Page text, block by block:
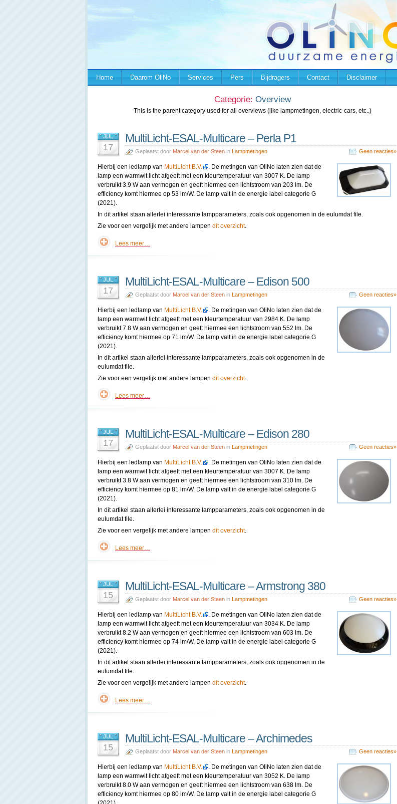
Home Daarom OliNo Services Pers Bijdragers Contact Disclaimer
Categorie: Overview
This is the parent category used for all overviews (like lampmetingen, electric-cars, etc..)
JUL
17
MultiLicht-ESAL-Multicare – Perla P1
Geplaatst door Marcel van der Steen in Lampmetingen Geen reacties»
Hierbij een ledlamp van MultiLicht B.V.
. De metingen van OliNo laten zien dat de
lamp een warmwit licht afgeeft met een kleurtemperatuur van 3007 K. De lamp
verbruikt 3.9 W aan vermogen en geeft hiermee een lichtstroom van 203 lm. De
efficiency komt hiermee op 53 lm/W. De lamp valt in de energie label categorie G
(2021).
In dit artikel staan allerlei interessante lampparameters, zoals ook opgenomen in de eulumdat file.
Zie voor een vergelijk met andere lampen dit overzicht.
Lees meer…
JUL
17
MultiLicht-ESAL-Multicare – Edison 500
Geplaatst door Marcel van der Steen in Lampmetingen Geen reacties»
Hierbij een ledlamp van MultiLicht B.V.
. De metingen van OliNo laten zien dat de
lamp een warmwit licht afgeeft met een kleurtemperatuur van 2984 K. De lamp
verbruikt 7.8 W aan vermogen en geeft hiermee een lichtstroom van 552 lm. De
efficiency komt hiermee op 71 lm/W. De lamp valt in de energie label categorie G
(2021).
In dit artikel staan allerlei interessante lampparameters, zoals ook opgenomen in de
eulumdat file.
Zie voor een vergelijk met andere lampen dit overzicht.
Lees meer…
JUL
17
MultiLicht-ESAL-Multicare – Edison 280
Geplaatst door Marcel van der Steen in Lampmetingen Geen reacties»
Hierbij een ledlamp van MultiLicht B.V.
. De metingen van OliNo laten zien dat de
lamp een warmwit licht afgeeft met een kleurtemperatuur van 3007 K. De lamp
verbruikt 3.8 W aan vermogen en geeft hiermee een lichtstroom van 310 lm. De
efficiency komt hiermee op 81 lm/W. De lamp valt in de energie label categorie G
(2021).
In dit artikel staan allerlei interessante lampparameters, zoals ook opgenomen in de
eulumdat file.
Zie voor een vergelijk met andere lampen dit overzicht.
Lees meer…
JUL
15
MultiLicht-ESAL-Multicare – Armstrong 380
Geplaatst door Marcel van der Steen in Lampmetingen Geen reacties»
Hierbij een ledlamp van MultiLicht B.V.
. De metingen van OliNo laten zien dat de
lamp een warmwit licht afgeeft met een kleurtemperatuur van 3034 K. De lamp
verbruikt 8.2 W aan vermogen en geeft hiermee een lichtstroom van 603 lm. De
efficiency komt hiermee op 74 lm/W. De lamp valt in de energie label categorie G
(2021).
In dit artikel staan allerlei interessante lampparameters, zoals ook opgenomen in de
eulumdat file.
Zie voor een vergelijk met andere lampen dit overzicht.
Lees meer…
JUL
15
MultiLicht-ESAL-Multicare – Archimedes
Geplaatst door Marcel van der Steen in Lampmetingen Geen reacties»
Hierbij een ledlamp van MultiLicht B.V.
. De metingen van OliNo laten zien dat de
lamp een warmwit licht afgeeft met een kleurtemperatuur van 3052 K. De lamp
verbruikt 8.0 W aan vermogen en geeft hiermee een lichtstroom van 638 lm. De
efficiency komt hiermee op 80 lm/W. De lamp valt in de energie label categorie G